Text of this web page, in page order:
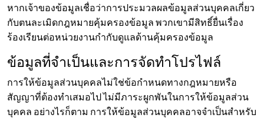
หากเจ้าของข้อมูลเชื่อว่าการประมวลผลข้อมูลส่วนบุคคลเกี่ยว
กับตนละเมิดกฎหมายคุ้มครองข้อมูล พวกเขามีสิทธิ์ยื่นเรื่อง
ร้องเรียนต่อหน่วยงานกำกับดูแลด้านคุ้มครองข้อมูล
ข้อมูลที่จำเป็นและการจัดทำโปรไฟล์
การให้ข้อมูลส่วนบุคคลไม่ใช่ข้อกำหนดทางกฎหมายหรือ
สัญญาที่ต้องทำเสมอไป ไม่มีภาระผูกพันในการให้ข้อมูลส่วน
บุคคล อย่างไรก็ตาม การให้ข้อมูลส่วนบุคคลอาจจำเป็นสำหรับ